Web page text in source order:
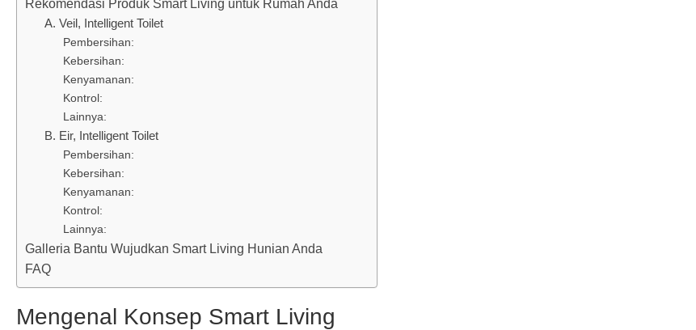
Rekomendasi Produk Smart Living untuk Rumah Anda
A. Veil, Intelligent Toilet
Pembersihan:
Kebersihan:
Kenyamanan:
Kontrol:
Lainnya:
B. Eir, Intelligent Toilet
Pembersihan:
Kebersihan:
Kenyamanan:
Kontrol:
Lainnya:
Galleria Bantu Wujudkan Smart Living Hunian Anda
FAQ
Mengenal Konsep Smart Living